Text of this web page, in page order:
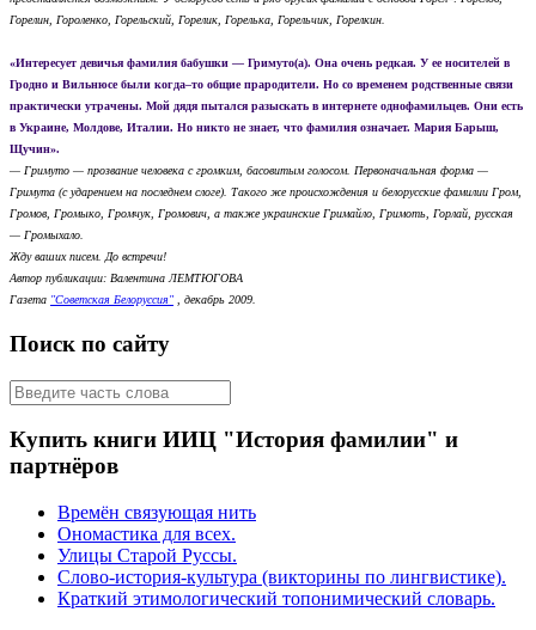
Горелин, Гороленко, Горельский, Горелик, Горелька, Горельчик, Горелкин.
«Интересует девичья фамилия бабушки — Гримуто(а). Она очень редкая. У ее носителей в
Гродно и Вильнюсе были когда–то общие прародители. Но со временем родственные связи
практически утрачены. Мой дядя пытался разыскать в интернете однофамильцев. Они есть
в Украине, Молдове, Италии. Но никто не знает, что фамилия означает. Мария Барыш,
Щучин».
— Гримуто — прозвание человека с громким, басовитым голосом. Первоначальная форма —
Гримута (с ударением на последнем слоге). Такого же происхождения и белорусские фамилии Гром,
Громов, Громыко, Громчук, Громович, а также украинские Гримайло, Гримоть, Горлай, русская
— Громыхало.
Жду ваших писем. До встречи!
Автор публикации: Валентина ЛЕМТЮГОВА
Газета "Советская Белоруссия" , декабрь 2009.
Поиск по сайту
Купить книги ИИЦ "История фамилии" и
партнёров
Времён связующая нить
Ономастика для всех.
Улицы Старой Руссы.
Слово-история-культура (викторины по лингвистике).
Краткий этимологический топонимический словарь.